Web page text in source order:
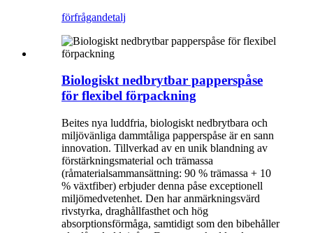
förfrågandetalj
Biologiskt nedbrytbar papperspåse
för flexibel förpackning
Beites nya luddfria, biologiskt nedbrytbara och
miljövänliga dammtåliga papperspåse är en sann
innovation. Tillverkad av en unik blandning av
förstärkningsmaterial och trämassa
(råmaterialsammansättning: 90 % trämassa + 10
% växtfiber) erbjuder denna påse exceptionell
miljömedvetenhet. Den har anmärkningsvärd
rivstyrka, draghållfasthet och hög
absorptionsförmåga, samtidigt som den bibehåller